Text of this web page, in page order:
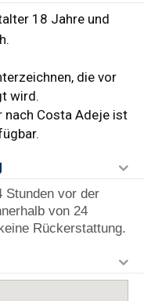
18 Jahre und
die vor
wird.
nach Costa Adeje ist
Stunden vor der
von 24
Rückerstattung.